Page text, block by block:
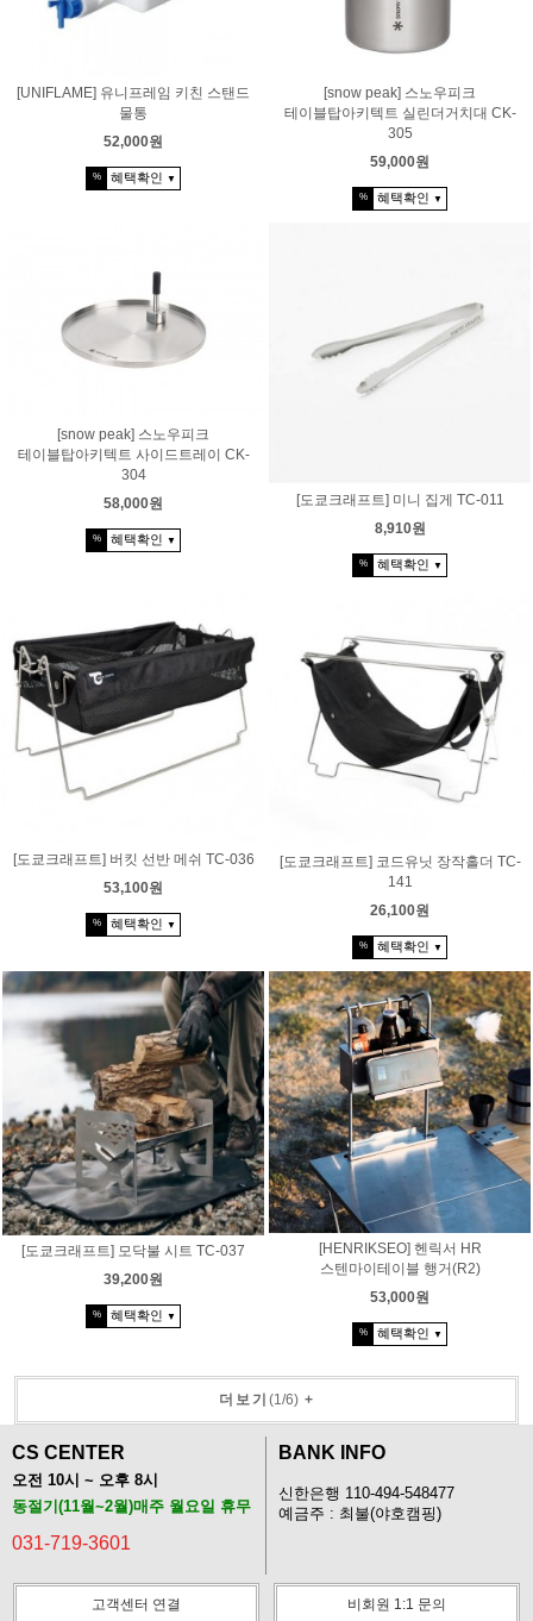
[UNIFLAME] 유니프레임 키친 스탠드
물통
52,000원
% 혜택확인 ▼
[snow peak] 스노우피크
테이블탑아키텍트 실린더거치대 CK-
305
59,000원
% 혜택확인 ▼
[snow peak] 스노우피크
테이블탑아키텍트 사이드트레이 CK-
304
58,000원
% 혜택확인 ▼
[도쿄크래프트] 미니 집게 TC-011
8,910원
% 혜택확인 ▼
[도쿄크래프트] 버킷 선반 메쉬 TC-036
53,100원
% 혜택확인 ▼
[도쿄크래프트] 코드유닛 장작홀더 TC-
141
26,100원
% 혜택확인 ▼
[도쿄크래프트] 모닥불 시트 TC-037
39,200원
% 혜택확인 ▼
[HENRIKSEO] 헨릭서 HR
스텐마이테이블 행거(R2)
53,000원
% 혜택확인 ▼
더보기 (1/6)+
CS CENTER
오전 10시 ~ 오후 8시
동절기(11월~2월)매주 월요일 휴무
031-719-3601
BANK INFO
신한은행 110-494-548477
예금주 : 최불(야호캠핑)
고객센터 연결 비회원 1:1 문의